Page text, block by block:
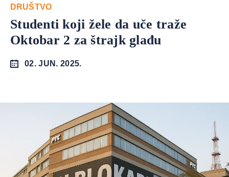
DRUŠTVO
Studenti koji žele da uče traže
Oktobar 2 za štrajk glađu
02. JUN. 2025.